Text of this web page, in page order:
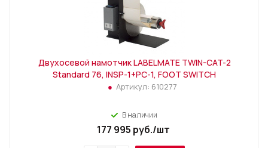
Двухосевой намотчик LABELMATE TWIN-CAT-2
Standard 76, INSP-1+PC-1, FOOT SWITCH
Артикул: 610277
В наличии
177 995 руб./шт